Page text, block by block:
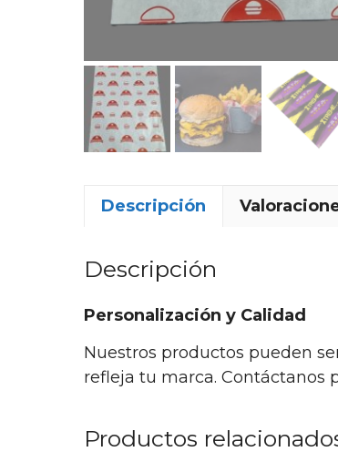
Descripción
Descripción
Personalización y Calidad
Nuestros productos pueden
refleja tu marca. Contáctanos
Productos